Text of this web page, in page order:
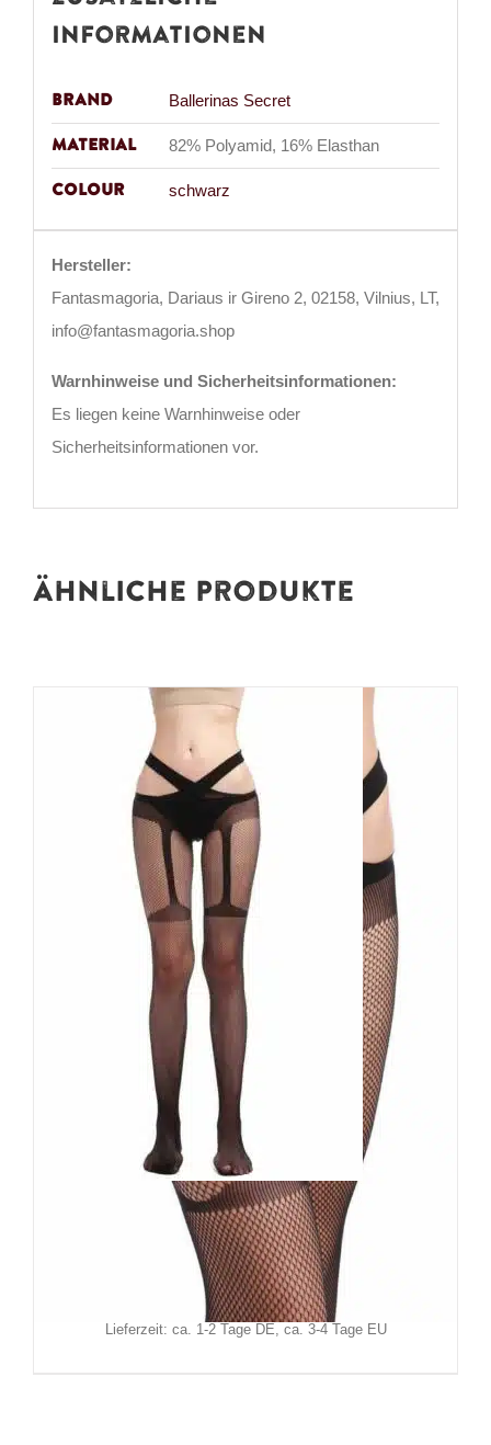
Informationen
Brand Ballerinas Secret
Material 82% Polyamid, 16% Elasthan
Colour schwarz
Hersteller:
Fantasmagoria, Dariaus ir Gireno 2, 02158, Vilnius, LT,
info@fantasmagoria.shop
Warnhinweise und Sicherheitsinformationen:
Es liegen keine Warnhinweise oder
Sicherheitsinformationen vor.
Ähnliche Produkte
Erogance Strumpfhose Tanja
12,90€
Inkl. MwSt.
zzgl.Versand
Lieferzeit: ca. 1-2 Tage DE, ca. 3-4 Tage EU